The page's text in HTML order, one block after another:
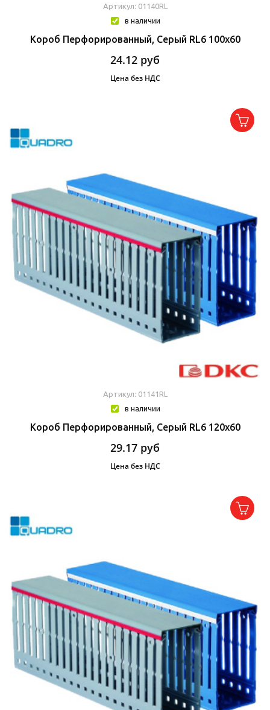
Артикул: 01140RL
в наличии
Короб Перфорированный, Серый RL6 100x60
24.12 руб
Цена без НДС
Артикул: 01141RL
в наличии
Короб Перфорированный, Серый RL6 120x60
29.17 руб
Цена без НДС